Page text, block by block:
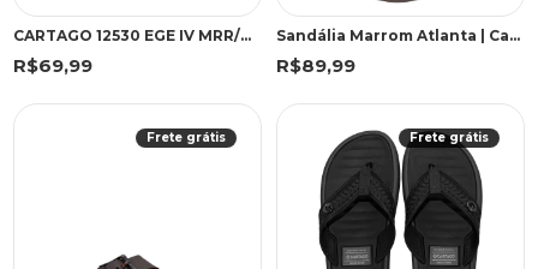
CARTAGO 12530 EGE IV MRR/MRR/B 43 WGF 12530 MARROM/MARROM/BEGE
R$69,99
Sandália Marrom Atlanta | Cartago
R$89,99
Frete grátis Frete grátis